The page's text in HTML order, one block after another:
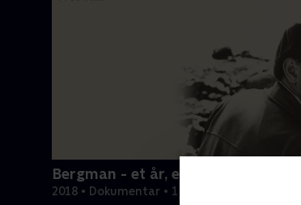
Bergman - et år, et liv
2018 • Dokumentar • 1 t. 56 min